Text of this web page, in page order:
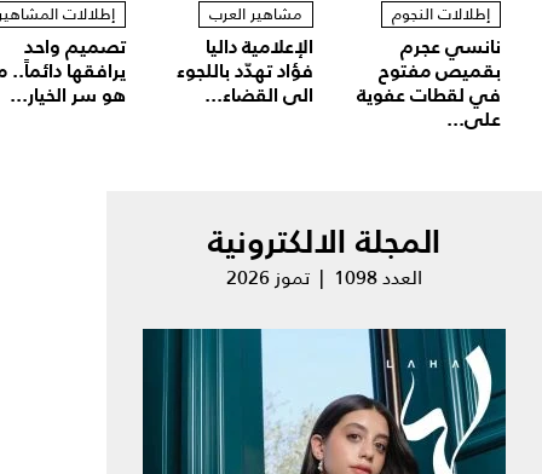
إطلالات النجوم
نانسي عجرم
بقميص مفتوح
في لقطات عفوية
على...
مشاهير العرب
الإعلامية داليا
فؤاد تهدّد باللجوء
الى القضاء...
إطلالات
تصميم واحد
يرافقها دائماً..
هو سر الخيار...
المجلة الالكترونية
العدد 1098 | تموز 2026